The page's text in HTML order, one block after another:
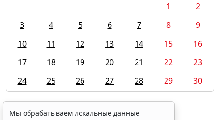
1
2
3
4 5 6 7 8
9
10
11 12 13 14 15
16
17
18 19 20 21 22
23
24
25 26 27 28 29 30
Мы обрабатываем локальные данные